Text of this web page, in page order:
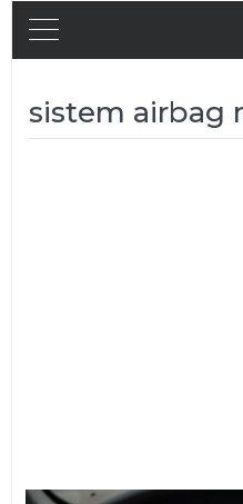
sistem airbag